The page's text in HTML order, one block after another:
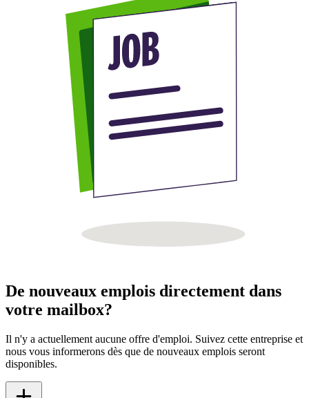
De nouveaux emplois directement dans
votre mailbox?
Il n'y a actuellement aucune offre d'emploi. Suivez cette entreprise et
nous vous informerons dès que de nouveaux emplois seront
disponibles.